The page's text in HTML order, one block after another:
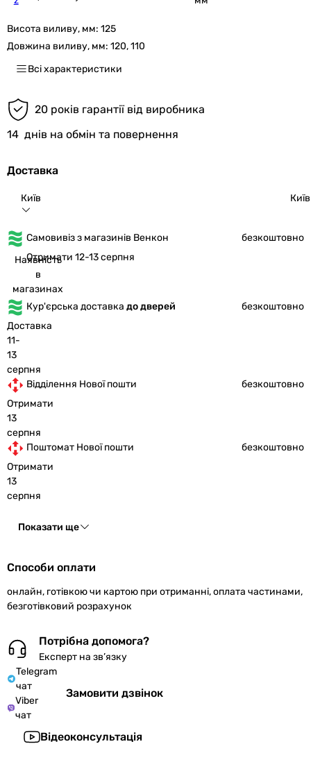
Висота виливу, мм: 125
Довжина виливу, мм: 120, 110
Всі характеристики
20 років гарантії від виробника
14 днів на обмін та повернення
Доставка
Київ Київ
Самовивіз з магазинів Венкон
безкоштовно
Наявність
в
магазинах
Отримати 12-13 серпня
Кур'єрська доставка до дверей
безкоштовно
Доставка
11-
13
серпня
Відділення Нової пошти
безкоштовно
Отримати
13
серпня
Поштомат Нової пошти
безкоштовно
Отримати
13
серпня
Показати ще
Способи оплати
онлайн, готівкою чи картою при отриманні, оплата частинами,
безготівковий розрахунок
Потрібна допомога?
Експерт на зв’язку
Telegram
чат
Viber
чат
Замовити дзвінок
Відеоконсультація